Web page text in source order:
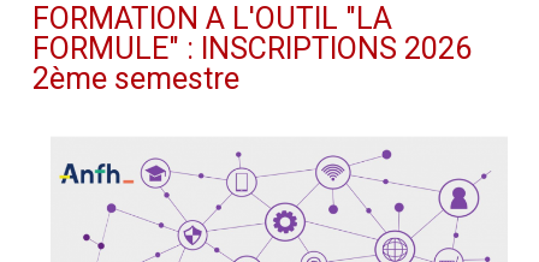
FORMATION A L'OUTIL "LA
FORMULE" : INSCRIPTIONS 2026
2ème semestre